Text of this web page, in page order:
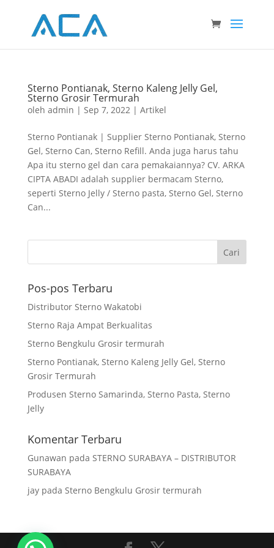
Sterno Pontianak, Sterno Kaleng Jelly Gel,
Sterno Grosir Termurah
oleh admin | Sep 7, 2022| Artikel
Sterno Pontianak | Supplier Sterno Pontianak, Sterno
Gel, Sterno Can, Sterno Refill. Anda juga harus tahu
Apa itu sterno gel dan cara pemakaiannya? CV. ARKA
CIPTA ABADI adalah supplier bermacam Sterno,
seperti Sterno Jelly / Sterno pasta, Sterno Gel, Sterno
Can...
Pos-pos Terbaru
Distributor Sterno Wakatobi
Sterno Raja Ampat Berkualitas
Sterno Bengkulu Grosir termurah
Sterno Pontianak, Sterno Kaleng Jelly Gel, Sterno
Grosir Termurah
Produsen Sterno Samarinda, Sterno Pasta, Sterno
Jelly
Komentar Terbaru
Gunawan pada STERNO SURABAYA – DISTRIBUTOR
SURABAYA
jaypada Sterno Bengkulu Grosir termurah